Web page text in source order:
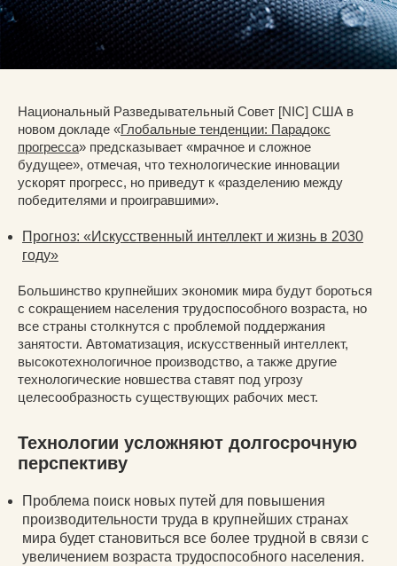
Национальный Разведывательный Совет [NIC] США в
новом докладе «Глобальные тенденции: Парадокс
прогресса» предсказывает «мрачное и сложное
будущее», отмечая, что технологические инновации
ускорят прогресс, но приведут к «разделению между
победителями и проигравшими».
Прогноз: «Искусственный интеллект и жизнь в 2030
году»
Большинство крупнейших экономик мира будут бороться
с сокращением населения трудоспособного возраста, но
все страны столкнутся с проблемой поддержания
занятости. Автоматизация, искусственный интеллект,
высокотехнологичное производство, а также другие
технологические новшества ставят под угрозу
целесообразность существующих рабочих мест.
Технологии усложняют долгосрочную
перспективу
Проблема поиск новых путей для повышения
производительности труда в крупнейших странах
мира будет становиться все более трудной в связи с
увеличением возраста трудоспособного населения.